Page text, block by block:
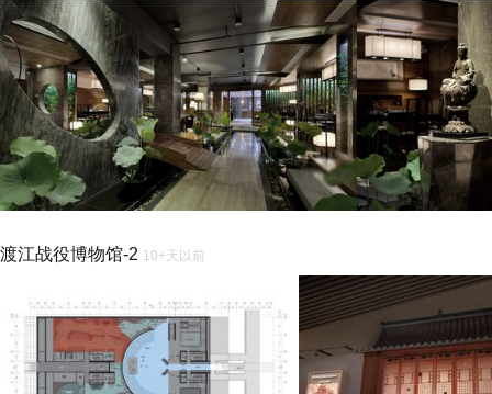
渡江战役博物馆-2 10+天以前